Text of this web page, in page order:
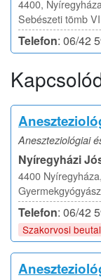
4400,
Sebészeti tömb
Telefon: 06/42
Aneszteziológiai
Nyíregyházi
4400
Telefon: 06/42
Szakorvosi